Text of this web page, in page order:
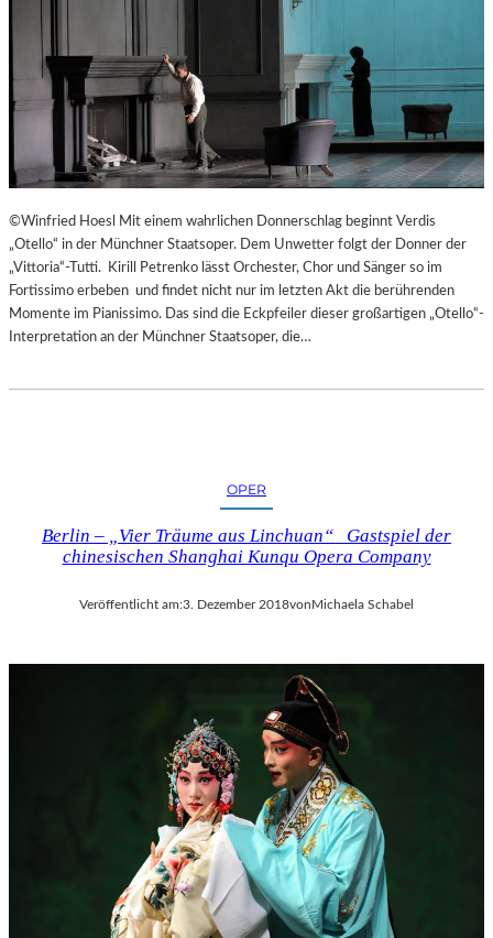
©Winfried Hoesl Mit einem wahrlichen Donnerschlag beginnt Verdis
„Otello“ in der Münchner Staatsoper. Dem Unwetter folgt der Donner der
„Vittoria“-Tutti. Kirill Petrenko lässt Orchester, Chor und Sänger so im
Fortissimo erbeben und findet nicht nur im letzten Akt die berührenden
Momente im Pianissimo. Das sind die Eckpfeiler dieser großartigen „Otello“-
Interpretation an der Münchner Staatsoper, die…
OPER
Berlin – „Vier Träume aus Linchuan“ Gastspiel der
chinesischen Shanghai Kunqu Opera Company
Veröffentlicht am:3. Dezember 2018von Michaela Schabel